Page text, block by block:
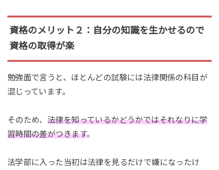
資格のメリット２：自分の知識を生かせるので
資格の取得が楽
勉強面で言うと、ほとんどの試験には法律関係の科目が
混じっています。
そのため、 法律を知っているかどうかではそれなりに学
習時間の差がつきます。
法学部に入った当初は法律を見るだけで嫌になったけ